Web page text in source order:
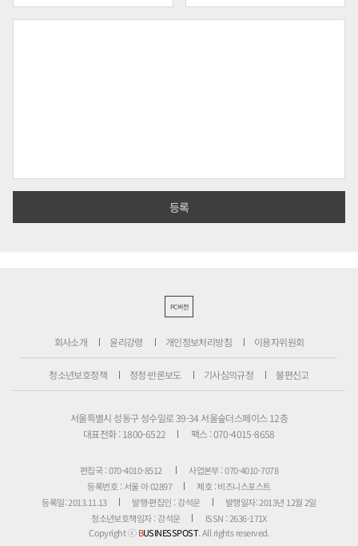
PC버전
회사소개 윤리강령 개인정보처리방침 이용자위원회
청소년보호정책 정정·반론보도 기사심의규정 불편신고
서울특별시 성동구 성수일로 39-34 서울숲더스페이스 12층
대표전화 : 1800-6522
팩스 : 070-4015-8658
편집국 : 070-4010-8512
사업본부 : 070-4010-7078
등록번호 : 서울 아 02897
제호 : 비즈니스포스트
등록일: 2013.11.13
발행·편집인 : 강석운
발행일자: 2013년 12월 2일
청소년보호책임자 : 강석운
ISSN : 2636-171X
Copyright ⓒBUSINESSPOST. All rights reserved.